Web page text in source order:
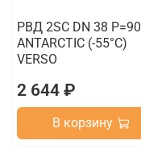
РВД 2SC DN 38 P=90
ANTARCTIC (-55°C)
VERSO
2 644 ₽
В корзину